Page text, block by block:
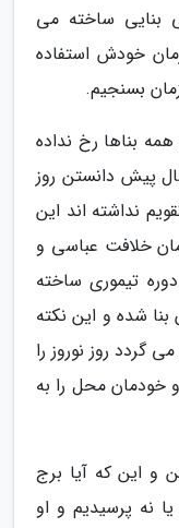
بنایی ساخته می
خودش استفاده
بسنجیم.
بناها رخ نداده
ممکن است برای مردم 900 سال پیش دانستن روز
نداشته اند این
خلافت عباسی و
تیموری ساخته
شده و این نکته
گردد روز نوروز را
و خودمان محل را به
و این که آیا برج
یا نه پرسیدیم و او